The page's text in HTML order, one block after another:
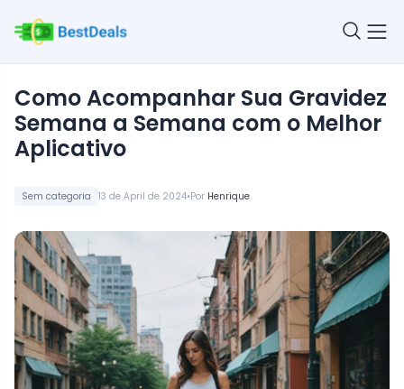
Sem categoria 13 de April de 2024•Por Henrique
Como Acompanhar Sua Gravidez
Semana a Semana com o Melhor
Aplicativo